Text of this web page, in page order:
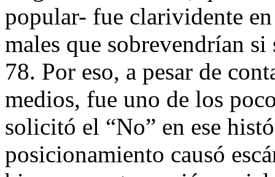
popular- fue clarividente
males que sobrevendrían
78. Por eso, a pesar de
medios, fue uno de los
solicitó el “No” en ese
posicionamiento causó